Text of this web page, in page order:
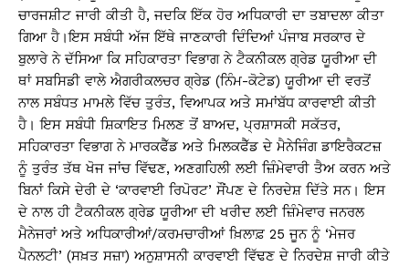
ਚਾਰਜਸ਼ੀਟ ਜਾਰੀ ਕੀਤੀ ਹੈ, ਜਦਕਿ ਇੱਕ ਹੋਰ ਅਧਿਕਾਰੀ ਦਾ ਤਬਾਦਲਾ ਕੀਤਾ
ਗਿਆ ਹੈ।ਇਸ ਸਬੰਧੀ ਅੱਜ ਇੱਥੇ ਜਾਣਕਾਰੀ ਦਿੰਦਿਆਂ ਪੰਜਾਬ ਸਰਕਾਰ ਦੇ
ਬੁਲਾਰੇ ਨੇ ਦੱਸਿਆ ਕਿ ਸਹਿਕਾਰਤਾ ਵਿਭਾਗ ਨੇ ਟੈਕਨੀਕਲ ਗ੍ਰੇਡ ਯੂਰੀਆ ਦੀ
ਥਾਂ ਸਬਸਿਡੀ ਵਾਲੇ ਐਗਰੀਕਲਚਰ ਗ੍ਰੇਡ (ਨਿੰਮ-ਕੋਟੇਡ) ਯੂਰੀਆ ਦੀ ਵਰਤੋਂ
ਨਾਲ ਸਬੰਧਤ ਮਾਮਲੇ ਵਿੱਚ ਤੁਰੰਤ, ਵਿਆਪਕ ਅਤੇ ਸਮਾਂਬੱਧ ਕਾਰਵਾਈ ਕੀਤੀ
ਹੈ। ਇਸ ਸਬੰਧੀ ਸ਼ਿਕਾਇਤ ਮਿਲਣ ਤੋਂ ਬਾਅਦ, ਪ੍ਰਸ਼ਾਸਕੀ ਸਕੱਤਰ,
ਸਹਿਕਾਰਤਾ ਵਿਭਾਗ ਨੇ ਮਾਰਕਫੈੱਡ ਅਤੇ ਮਿਲਕਫੈੱਡ ਦੇ ਮੈਨੇਜਿੰਗ ਡਾਇਰੈਕਟਜ਼
ਨੂੰ ਤੁਰੰਤ ਤੱਥ ਖੋਜ ਜਾਂਚ ਵਿੱਢਣ, ਅਣਗਹਿਲੀ ਲਈ ਜ਼ਿੰਮੇਵਾਰੀ ਤੈਅ ਕਰਨ ਅਤੇ
ਬਿਨਾਂ ਕਿਸੇ ਦੇਰੀ ਦੇ ‘ਕਾਰਵਾਈ ਰਿਪੋਰਟ’ ਸੌਂਪਣ ਦੇ ਨਿਰਦੇਸ਼ ਦਿੱਤੇ ਸਨ। ਇਸ
ਦੇ ਨਾਲ ਹੀ ਟੈਕਨੀਕਲ ਗ੍ਰੇਡ ਯੂਰੀਆ ਦੀ ਖਰੀਦ ਲਈ ਜ਼ਿੰਮੇਵਾਰ ਜਨਰਲ
ਮੈਨੇਜਰਾਂ ਅਤੇ ਅਧਿਕਾਰੀਆਂ/ਕਰਮਚਾਰੀਆਂ ਖ਼ਿਲਾਫ਼ 25 ਜੂਨ ਨੂੰ ‘ਮੇਜਰ
ਪੈਨਲਟੀ’ (ਸਖ਼ਤ ਸਜ਼ਾ) ਅਨੁਸ਼ਾਸਨੀ ਕਾਰਵਾਈ ਵਿੱਢਣ ਦੇ ਨਿਰਦੇਸ਼ ਜਾਰੀ ਕੀਤੇ